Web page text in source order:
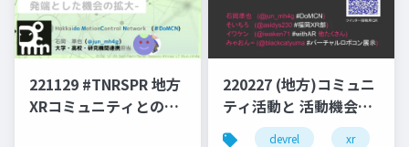
221129 #TNRSPR 地方
XRコミュニティとの関
220227 (地方)コミュニ
ティ活動と 活動機会拡
大の両立devrel xr